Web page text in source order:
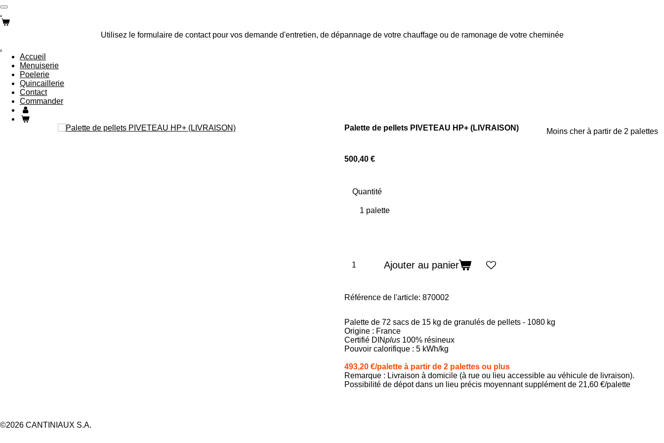
Passer
au
contenu
.
Utilisez le formulaire de contact pour vos demande d'entretien, de dépannage de votre chauffage ou de ramonage de votre cheminée
.
Accueil
Menuiserie
Poelerie
Quincaillerie
Contact
Commander
Palette de pellets PIVETEAU HP+ (LIVRAISON) Moins cher à partir de 2 palettes
500,40 €
Quantité
Ajouter au panier
Référence de l'article: 870002
Palette de 72 sacs de 15 kg de granulés de pellets - 1080 kg
Origine : France
Certifié DINplus 100% résineux
Pouvoir calorifique : 5 kWh/kg
493,20 €/palette à partir de 2 palettes ou plus
Remarque : Livraison à domicile (à rue ou lieu accessible au véhicule de livraison).
Possibilité de dépot dans un lieu précis moyennant supplément de 21,60 €/palette
©2026 CANTINIAUX S.A.